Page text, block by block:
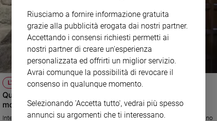
L'ANNIVERSARIO
Quel mortale divorzio tra politica e cultura: il severo
monito del cardinale Zuppi
Intervenuto al Convegno di Camaldoli, nel famoso monastero del Casentino
Riusciamo a fornire informazione gratuita
grazie alla pubblicità erogata dai nostri partner.
Accettando i consensi richiesti permetti ai
nostri partner di creare un'esperienza
personalizzata ed offrirti un miglior servizio.
Avrai comunque la possibilità di revocare il
consenso in qualunque momento.
Selezionando 'Accetta tutto', vedrai più spesso
annunci su argomenti che ti interessano.